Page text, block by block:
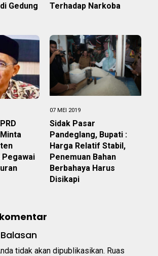
Gedung
Terhadap Narkoba
07 MEI 2019
Sidak Pasar
Pandeglang, Bupati :
Harga Relatif Stabil,
Penemuan Bahan
Berbahaya Harus
Disikapi
tidak akan dipublikasikan. Ruas